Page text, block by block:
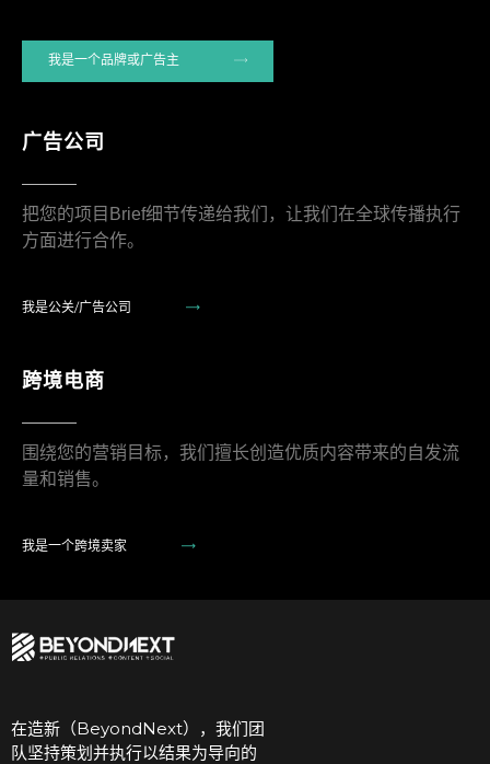
我是一个品牌或广告主
广告公司
把您的项目Brief细节传递给我们，让我们在全球传播执行
方面进行合作。
我是公关/广告公司
跨境电商
围绕您的营销目标，我们擅长创造优质内容带来的自发流
量和销售。
我是一个跨境卖家
在造新（BeyondNext），我们团
队坚持策划并执行以结果为导向的